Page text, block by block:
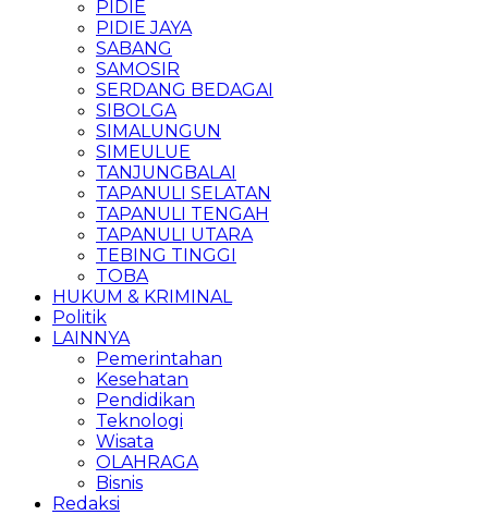
PIDIE
PIDIE JAYA
SABANG
SAMOSIR
SERDANG BEDAGAI
SIBOLGA
SIMALUNGUN
SIMEULUE
TANJUNGBALAI
TAPANULI SELATAN
TAPANULI TENGAH
TAPANULI UTARA
TEBING TINGGI
TOBA
HUKUM & KRIMINAL
Politik
LAINNYA
Pemerintahan
Kesehatan
Pendidikan
Teknologi
Wisata
OLAHRAGA
Bisnis
Redaksi